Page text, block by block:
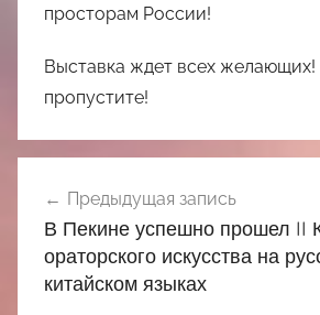
просторам России!
Выставка ждет всех
пропустите!
по
записям
Предыдущая запись
В Пекине успешно прошел II
ораторского искусства на
китайском языках